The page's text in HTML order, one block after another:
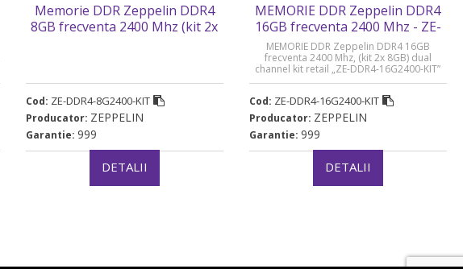
Memorie DDR Zeppelin DDR4
8GB frecventa 2400 Mhz (kit 2x
Cod: ZE-DDR4-8G2400-KIT
Producator: ZEPPELIN
Garantie: 999
DETALII
MEMORIE DDR Zeppelin DDR4
16GB frecventa 2400 Mhz - ZE-
DDR4-16G2400-KIT
MEMORIE DDR Zeppelin DDR4 16GB
frecventa 2400 Mhz, (kit 2x 8GB) dual
channel kit retail „ZE-DDR4-16G2400-KIT”
Cod: ZE-DDR4-16G2400-KIT
Producator: ZEPPELIN
Garantie: 999
DETALII